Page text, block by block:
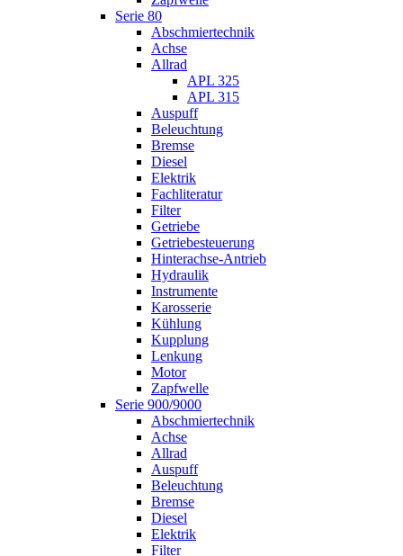
Serie 80
Abschmiertechnik
Achse
Allrad
APL 325
APL 315
Auspuff
Beleuchtung
Bremse
Diesel
Elektrik
Fachliteratur
Filter
Getriebe
Getriebesteuerung
Hinterachse-Antrieb
Hydraulik
Instrumente
Karosserie
Kühlung
Kupplung
Lenkung
Motor
Zapfwelle
Serie 900/9000
Abschmiertechnik
Achse
Allrad
Auspuff
Beleuchtung
Bremse
Diesel
Elektrik
Filter